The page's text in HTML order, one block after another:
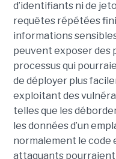
d’identifiants ni de
requêtes répétées
informations
peuvent exposer des
processus qui
de déployer plus
exploitant des
telles que les
les données d’un
normalement le code
attaquants